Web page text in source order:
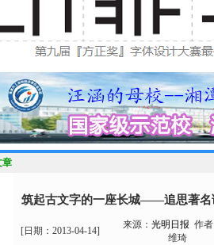
章
筑起古文字的一座长城——追思著名
[日期： 2013-04-14]
来源： 光明日报 作
维琦